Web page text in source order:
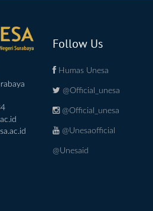
Follow Us
Humas Unesa
@Official_unesa
@Official_unesa
@Unesaofficial
@Unesaid